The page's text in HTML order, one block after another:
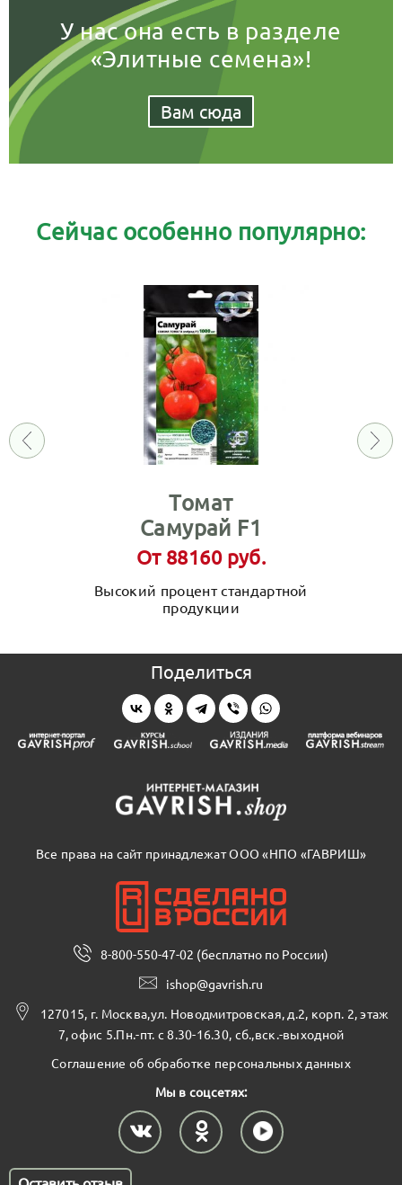
У нас она есть в разделе
«Элитные семена»!
Вам сюда
Сейчас особенно популярно:
Томат
Самурай F1
От 88160 руб.
Высокий процент стандартной
продукции
Поделиться
Все права на сайт принадлежат ООО «НПО «ГАВРИШ»
8-800-550-47-02 (бесплатно по России)
ishop@gavrish.ru
127015, г. Москва,ул. Новодмитровская, д.2, корп. 2, этаж
7, офис 5.Пн.-пт. с 8.30-16.30, сб.,вск.-выходной
Соглашение об обработке персональных данных
Мы в соцсетях: